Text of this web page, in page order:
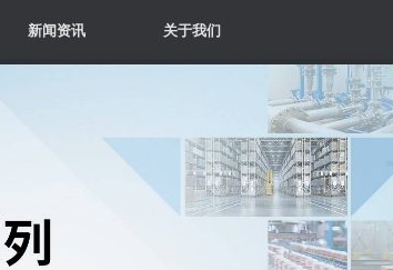
新闻资讯 关于我们